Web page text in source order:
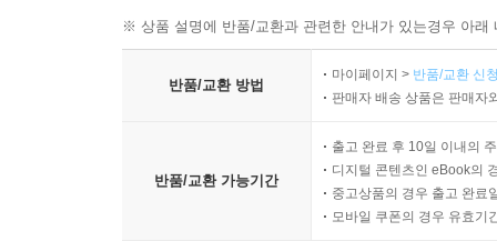
※ 상품 설명에 반품/교환과 관련한 안내가 있는경우 아
반품/교환 방법
마이페이지 > 반품/교환 신
판매자 배송 상품은 판매자
반품/교환 가능기간
출고 완료 후 10일 이내의
디지털 콘텐츠인 eBook의
중고상품의 경우 출고 완료
모바일 쿠폰의 경우 유효기